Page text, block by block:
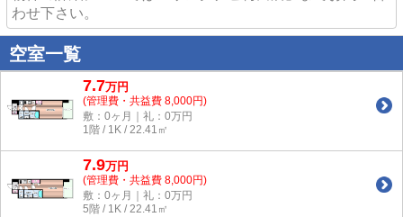
わせ下さい。
空室一覧
7.7万円
(管理費・共益費 8,000円)
敷：0ヶ月｜礼：0万円
1階 / 1K / 22.41㎡
7.9万円
(管理費・共益費 8,000円)
敷：0ヶ月｜礼：0万円
5階 / 1K / 22.41㎡